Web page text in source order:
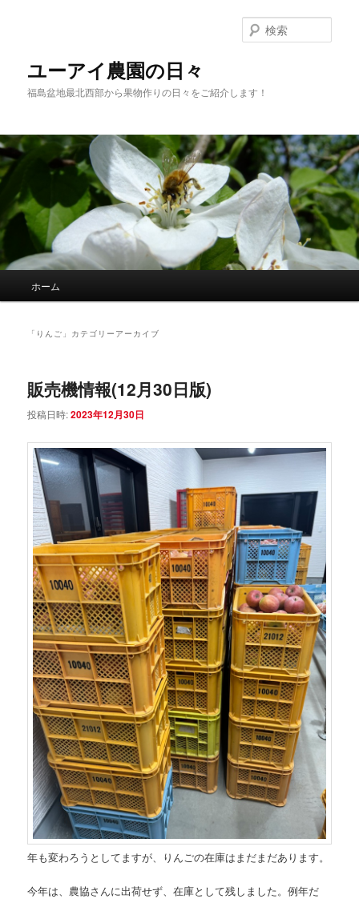
へ
移
動
移
動
ユーアイ農園の日々
福島盆地最北西部から果物作りの日々をご紹介します！
索
ホーム
「 りんご 」カテゴリーアーカイブ
販売機情報(12月30日版)
投稿日時:2023年12月30日
年も変わろうとしてますが、りんごの在庫はまだまだあります。
今年は、農協さんに出荷せず、在庫として残しました。例年だ